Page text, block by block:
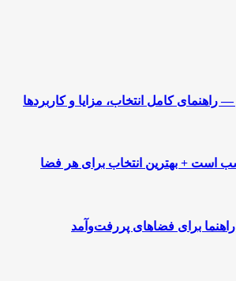
کامل انتخاب، مزایا و کاربردها
است + بهترین انتخاب برای هر فضا
برای فضاهای پررفت‌و‌آمد